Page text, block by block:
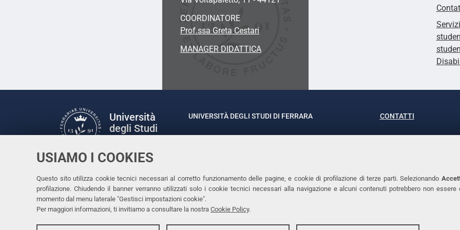
USIAMO I COOKIES
Questo sito utilizza cookie tecnici necessari al corretto funzionamento delle pagine, e cookie di profilazione di terze parti. Selezionando
profilazione. Chiudendo il banner verranno utilizzati solo i cookie tecnici necessari alla navigazione e alcuni contenuti potrebbero non
momento dal menu laterale "Gestisci impostazioni cookie".
Per maggiori informazioni, ti invitiamo a consultare la nostra Cookie Policy.
COORDINATORE
Prof.ssa Greta Cestari
MANAGER DIDATTICA
Università
degli Studi
Facebook
LinkedinInstagram
Youtube
UNIVERSITÀ DEGLI STUDI DI FERRARA
Rettrice: Prof.ssa Laura Ramaciotti
CONTATTI
Tel. +39 0532 293111